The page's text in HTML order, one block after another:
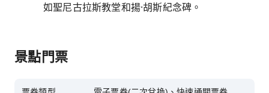
如聖尼古拉斯教堂和揚·胡斯紀念碑。
景點門票